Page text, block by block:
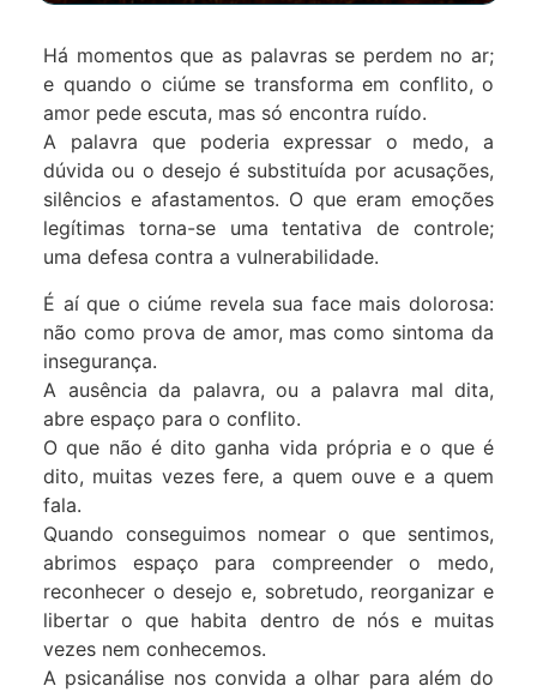
Há momentos que as palavras se perdem no ar;
e quando o ciúme se transforma em conflito, o
amor pede escuta, mas só encontra ruído.
A palavra que poderia expressar o medo, a
dúvida ou o desejo é substituída por acusações,
silêncios e afastamentos. O que eram emoções
legítimas torna-se uma tentativa de controle;
uma defesa contra a vulnerabilidade.
É aí que o ciúme revela sua face mais dolorosa:
não como prova de amor, mas como sintoma da
insegurança.
A ausência da palavra, ou a palavra mal dita,
abre espaço para o conflito.
O que não é dito ganha vida própria e o que é
dito, muitas vezes fere, a quem ouve e a quem
fala.
Quando conseguimos nomear o que sentimos,
abrimos espaço para compreender o medo,
reconhecer o desejo e, sobretudo, reorganizar e
libertar o que habita dentro de nós e muitas
vezes nem conhecemos.
A psicanálise nos convida a olhar para além do